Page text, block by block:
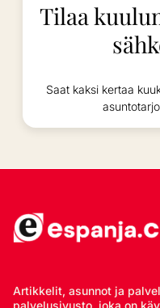
Tilaa
Saat kaksi kertaa
Artikkelit, asunnot ja
palvelusivusto, joka on